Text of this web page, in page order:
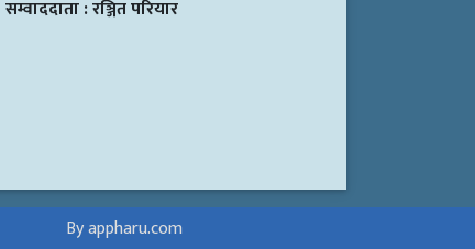
सम्वाददाता :रञ्जित परियार
By appharu.com